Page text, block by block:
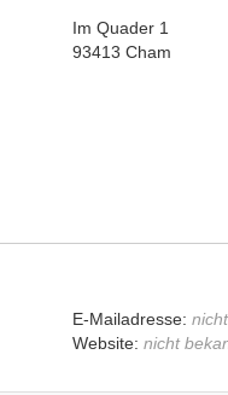
Im Quader 1
93413 Cham
E-Mailadresse:
Website: nicht